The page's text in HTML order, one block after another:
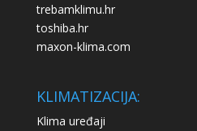
trebamklimu.hr
toshiba.hr
maxon-klima.com
KLIMATIZACIJA:
Klima uređaji